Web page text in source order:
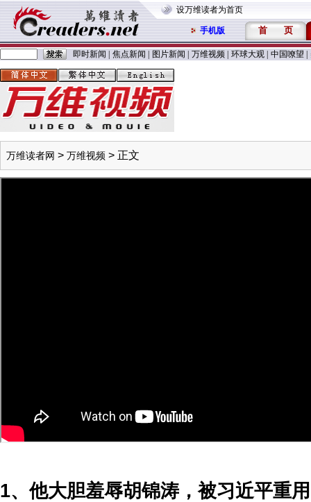
设万维读者为首页
手机版 首 页
即时新闻 焦点新闻 图片新闻 万维视频 环球大观 中国嘹望
万维读者网 > 万维视频 > 正文
1、他大胆羞辱胡锦涛，被习近平重